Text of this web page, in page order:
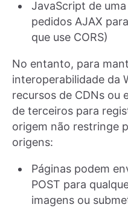
JavaScript de
pedidos AJAX
que use CORS)
No entanto, para
interoperabilidade da
recursos de CDNs ou
de terceiros para
origem não restringe
origens:
Páginas podem
POST para
imagens ou